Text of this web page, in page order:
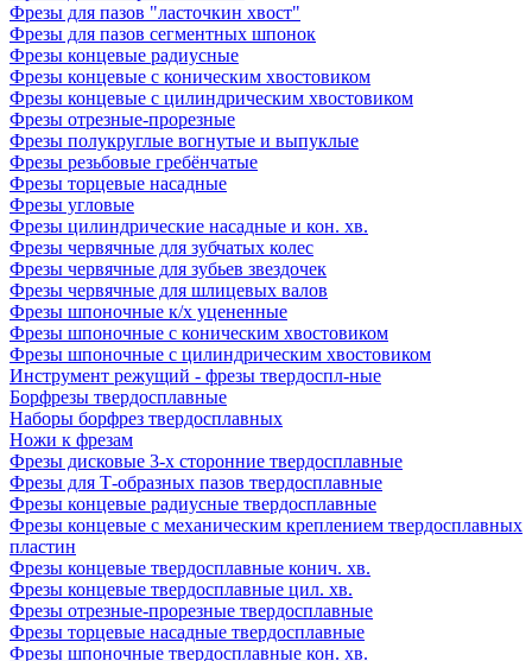
Фрезы для пазов "ласточкин хвост"
Фрезы для пазов сегментных шпонок
Фрезы концевые радиусные
Фрезы концевые с коническим хвостовиком
Фрезы концевые с цилиндрическим хвостовиком
Фрезы отрезные-прорезные
Фрезы полукруглые вогнутые и выпуклые
Фрезы резьбовые гребёнчатые
Фрезы торцевые насадные
Фрезы угловые
Фрезы цилиндрические насадные и кон. хв.
Фрезы червячные для зубчатых колес
Фрезы червячные для зубьев звездочек
Фрезы червячные для шлицевых валов
Фрезы шпоночные к/х уцененные
Фрезы шпоночные с коническим хвостовиком
Фрезы шпоночные с цилиндрическим хвостовиком
Инструмент режущий - фрезы твердоспл-ные
Борфрезы твердосплавные
Наборы борфрез твердосплавных
Ножи к фрезам
Фрезы дисковые 3-х сторонние твердосплавные
Фрезы для Т-образных пазов твердосплавные
Фрезы концевые радиусные твердосплавные
Фрезы концевые с механическим креплением твердосплавных
пластин
Фрезы концевые твердосплавные конич. хв.
Фрезы концевые твердосплавные цил. хв.
Фрезы отрезные-прорезные твердосплавные
Фрезы торцевые насадные твердосплавные
Фрезы шпоночные твердосплавные кон. хв.